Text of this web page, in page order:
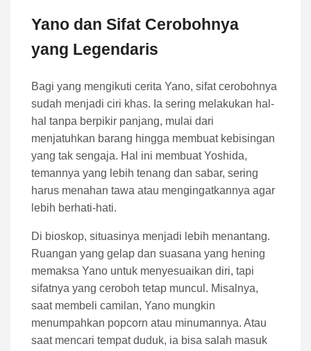
Yano dan Sifat Cerobohnya
yang Legendaris
Bagi yang mengikuti cerita Yano, sifat cerobohnya
sudah menjadi ciri khas. Ia sering melakukan hal-
hal tanpa berpikir panjang, mulai dari
menjatuhkan barang hingga membuat kebisingan
yang tak sengaja. Hal ini membuat Yoshida,
temannya yang lebih tenang dan sabar, sering
harus menahan tawa atau mengingatkannya agar
lebih berhati-hati.
Di bioskop, situasinya menjadi lebih menantang.
Ruangan yang gelap dan suasana yang hening
memaksa Yano untuk menyesuaikan diri, tapi
sifatnya yang ceroboh tetap muncul. Misalnya,
saat membeli camilan, Yano mungkin
menumpahkan popcorn atau minumannya. Atau
saat mencari tempat duduk, ia bisa salah masuk